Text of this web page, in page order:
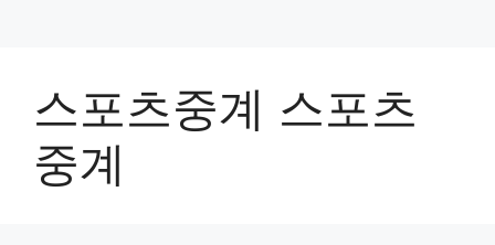
스포츠중계 스포츠
중계